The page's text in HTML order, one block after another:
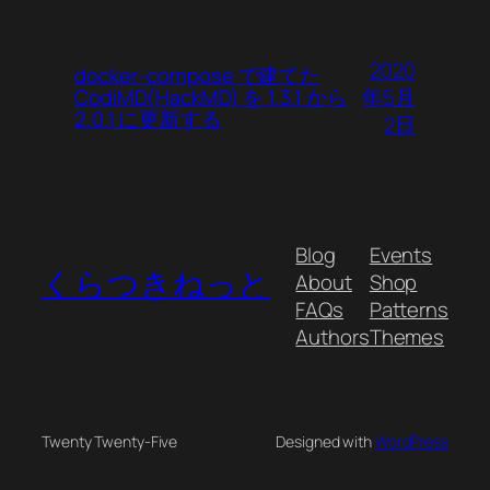
docker-compose で建てた
CodiMD(HackMD) を 1.3.1 から
2.0.1 に更新する
2020
年5月
2日
くらつきねっと
Blog
About
FAQs
Authors
Events
Shop
Patterns
Themes
Twenty Twenty-Five Designed withWordPress